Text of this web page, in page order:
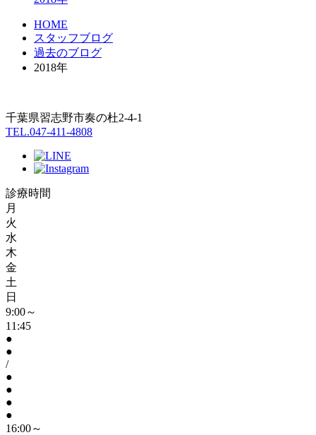
HOME
スタッフブログ
過去のブログ
2018年
千葉県習志野市奏の杜2-4-1
TEL.047-411-4808
診療時間
月
火
水
木
金
土
日
9:00～
11:45
●
●
/
●
●
●
●
16:00～